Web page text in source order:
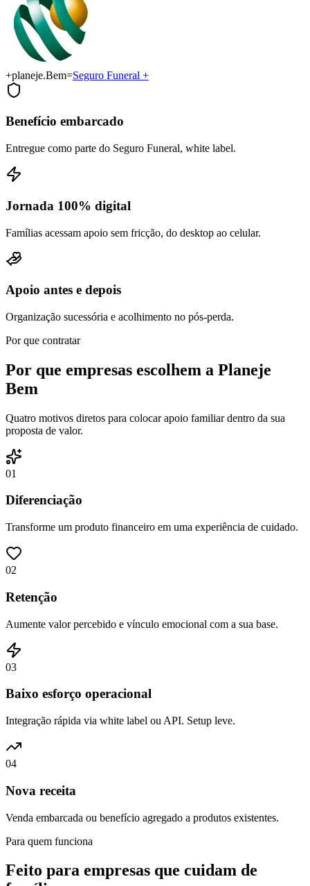
+planeje.Bem=Seguro Funeral +
Benefício embarcado
Entregue como parte do Seguro Funeral, white label.
Jornada 100% digital
Famílias acessam apoio sem fricção, do desktop ao celular.
Apoio antes e depois
Organização sucessória e acolhimento no pós-perda.
Por que contratar
Por que empresas escolhem a Planeje
Bem
Quatro motivos diretos para colocar apoio familiar dentro da sua
proposta de valor.
01
Diferenciação
Transforme um produto financeiro em uma experiência de cuidado.
02
Retenção
Aumente valor percebido e vínculo emocional com a sua base.
03
Baixo esforço operacional
Integração rápida via white label ou API. Setup leve.
04
Nova receita
Venda embarcada ou benefício agregado a produtos existentes.
Para quem funciona
Feito para empresas que cuidam de